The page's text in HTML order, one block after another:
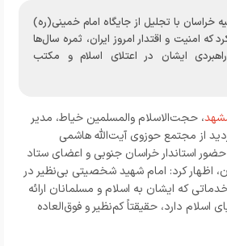
خراسان با تجلیل از جایگاه امام خمینی(ره)
که امنیت و اقتدار امروز ایران، ثمره سال‌ها
ایشان در اعتلای اسلام و مکتب
، حجت‌الاسلام‌ والمسلمین خیاط، مدیر
از مجتمع حوزوی آیت‌الله هاشمی
استاندار خراسان جنوبی و اعضای ستاد
اظهار کرد: امام شهید شخصیتی بی‌نظیر در
که ایشان به اسلام و مسلمانان ارائه
اسلام دارد، حقیقتاً کم‌نظیر و فوق‌العاده